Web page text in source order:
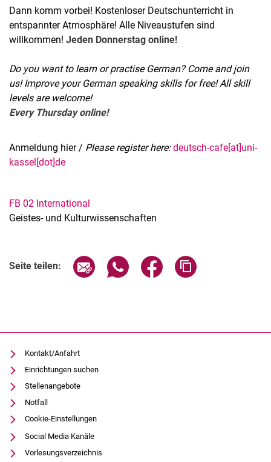
Dann komm vorbei! Kostenloser Deutschunterricht in
entspannter Atmosphäre! Alle Niveaustufen sind
willkommen! Jeden Donnerstag online!
Do you want to learn or practise German? Come and join
us! Improve your German speaking skills for free! All skill
levels are welcome!
Every Thursday online!
Anmeldung hier / Please register here:deutsch-cafe[at]uni-
kassel[dot]de
FB 02 International
Geistes- und Kulturwissenschaften
Seite teilen: Seite über E-Mail teilen
Seite über WhatsApp teilen
Seite über Facebook
Kontakt/Anfahrt
Einrichtungen suchen
Stellenangebote
Notfall
Cookie-Einstellungen
Social Media Kanäle
Vorlesungsverzeichnis